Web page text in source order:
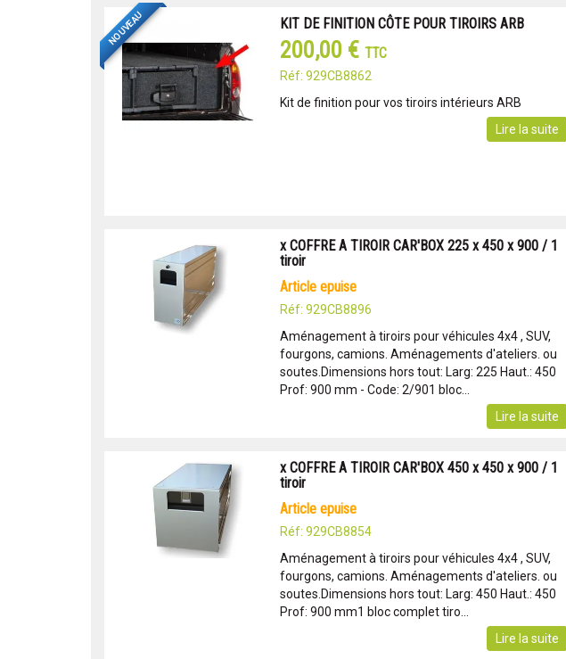
NOUVEAU KIT DE FINITION CÔTE POUR TIROIRS ARB
200,00 € TTC
Réf: 929CB8862
Kit de finition pour vos tiroirs intérieurs ARB
Lire la suite
x COFFRE A TIROIR CAR'BOX 225 x 450 x 900 / 1
tiroir
article epuise
Réf: 929CB8896
Aménagement à tiroirs pour véhicules 4x4 , SUV,
fourgons, camions. Aménagements d'ateliers. ou
soutes.Dimensions hors tout: Larg: 225 Haut.: 450
Prof: 900 mm - Code: 2/901 bloc...
Lire la suite
x COFFRE A TIROIR CAR'BOX 450 x 450 x 900 / 1
tiroir
article epuise
Réf: 929CB8854
Aménagement à tiroirs pour véhicules 4x4 , SUV,
fourgons, camions. Aménagements d'ateliers. ou
soutes.Dimensions hors tout: Larg: 450 Haut.: 450
Prof: 900 mm1 bloc complet tiro...
Lire la suite